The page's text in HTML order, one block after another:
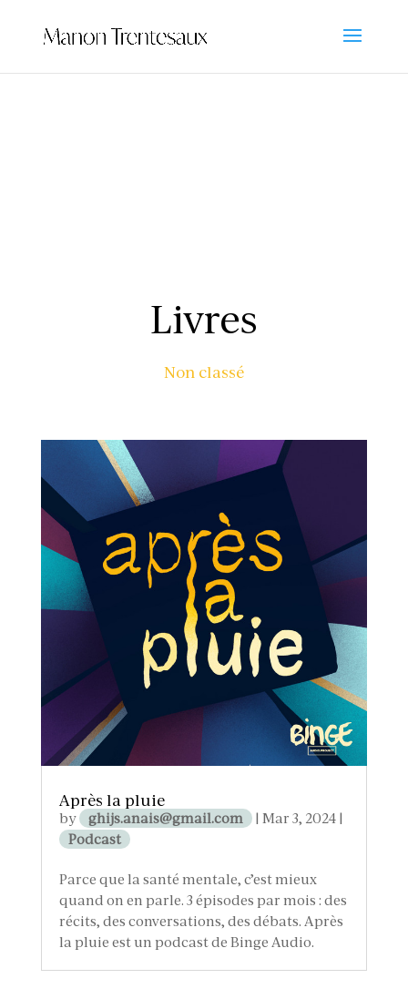
Livres
Non classé
Après la pluie
by ghijs.anais@gmail.com | Mar 3, 2024|
Podcast
Parce que la santé mentale, c’est mieux
quand on en parle. 3 épisodes par mois : des
récits, des conversations, des débats. Après
la pluie est un podcast de Binge Audio.